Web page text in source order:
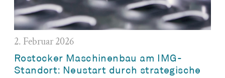
2. Februar 2026
Rostocker Maschinenbau am IMG-
Standort: Neustart durch strategische